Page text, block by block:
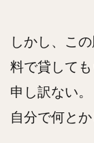
しかし、こ
料で貸して
申し訳ない。
自分で何と